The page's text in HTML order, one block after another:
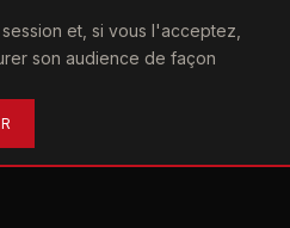
et, si vous l'acceptez,
son audience de façon